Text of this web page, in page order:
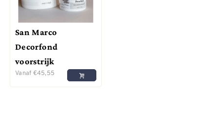
San Marco
Decorfond
voorstrijk
Vanaf €45,55